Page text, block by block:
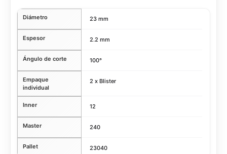
Diámetro 23 mm
Espesor 2.2 mm
Ángulo de corte 100°
Empaque
individual
2 x Blister
Inner 12
Master 240
Pallet 23040